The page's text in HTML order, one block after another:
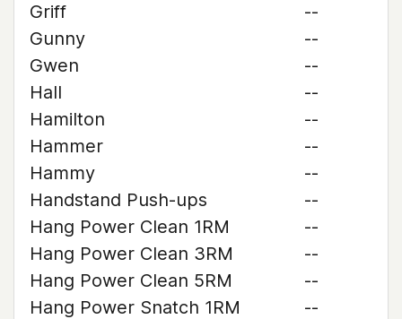
Griff
--
Gunny
--
Gwen
--
Hall
--
Hamilton
--
Hammer
--
Hammy
--
Handstand Push-ups
--
Hang Power Clean 1RM
--
Hang Power Clean 3RM
--
Hang Power Clean 5RM
--
Hang Power Snatch 1RM
--